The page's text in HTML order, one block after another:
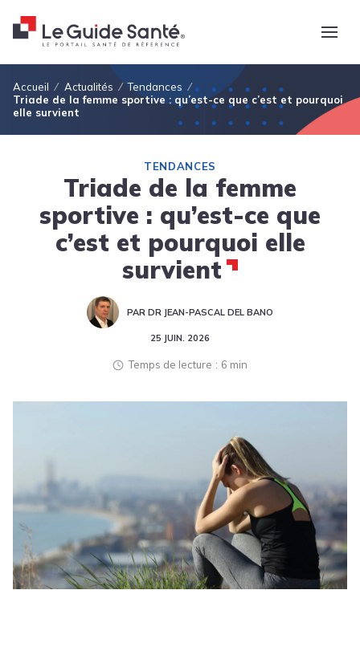
Fil d'Ariane
Accueil Actualités
Tendances
Triade de la femme sportive : qu’est-ce que c’est et pourquoi
elle survient
TENDANCES
Triade de la femme
sportive : qu’est-ce que
c’est et pourquoi elle
survient
PAR DR JEAN-PASCAL DEL BANO
25 JUIN. 2026
Temps de lecture 6 min